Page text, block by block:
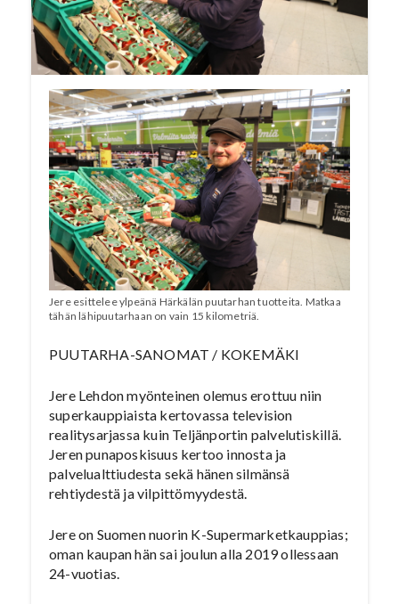
ohjelmasarjassa. Lue koko artikkeli
Puutarha-Sanomien numerosta 4/2021.
Katso video.
Jere esittelee ylpeänä Härkälän puutarhan tuotteita. Matkaa
tähän lähipuutarhaan on vain 15 kilometriä.
PUUTARHA-SANOMAT / KOKEMÄKI
Jere Lehdon myönteinen olemus erottuu niin
superkauppiaista kertovassa television
realitysarjassa kuin Teljänportin palvelutiskillä.
Jeren punaposkisuus kertoo innosta ja
palvelualttiudesta sekä hänen silmänsä
rehtiydestä ja vilpittömyydestä.
Jere on Suomen nuorin K-Supermarketkauppias;
oman kaupan hän sai joulun alla 2019 ollessaan
24-vuotias.